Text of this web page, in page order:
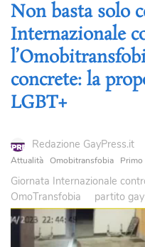
Non basta solo
Internazionale
concrete: la
LGBT+
Redazione GayPress.it
Attualità Omobitransfobia Primo
Giornata Internazionale
OmoTransfobia
partito gay